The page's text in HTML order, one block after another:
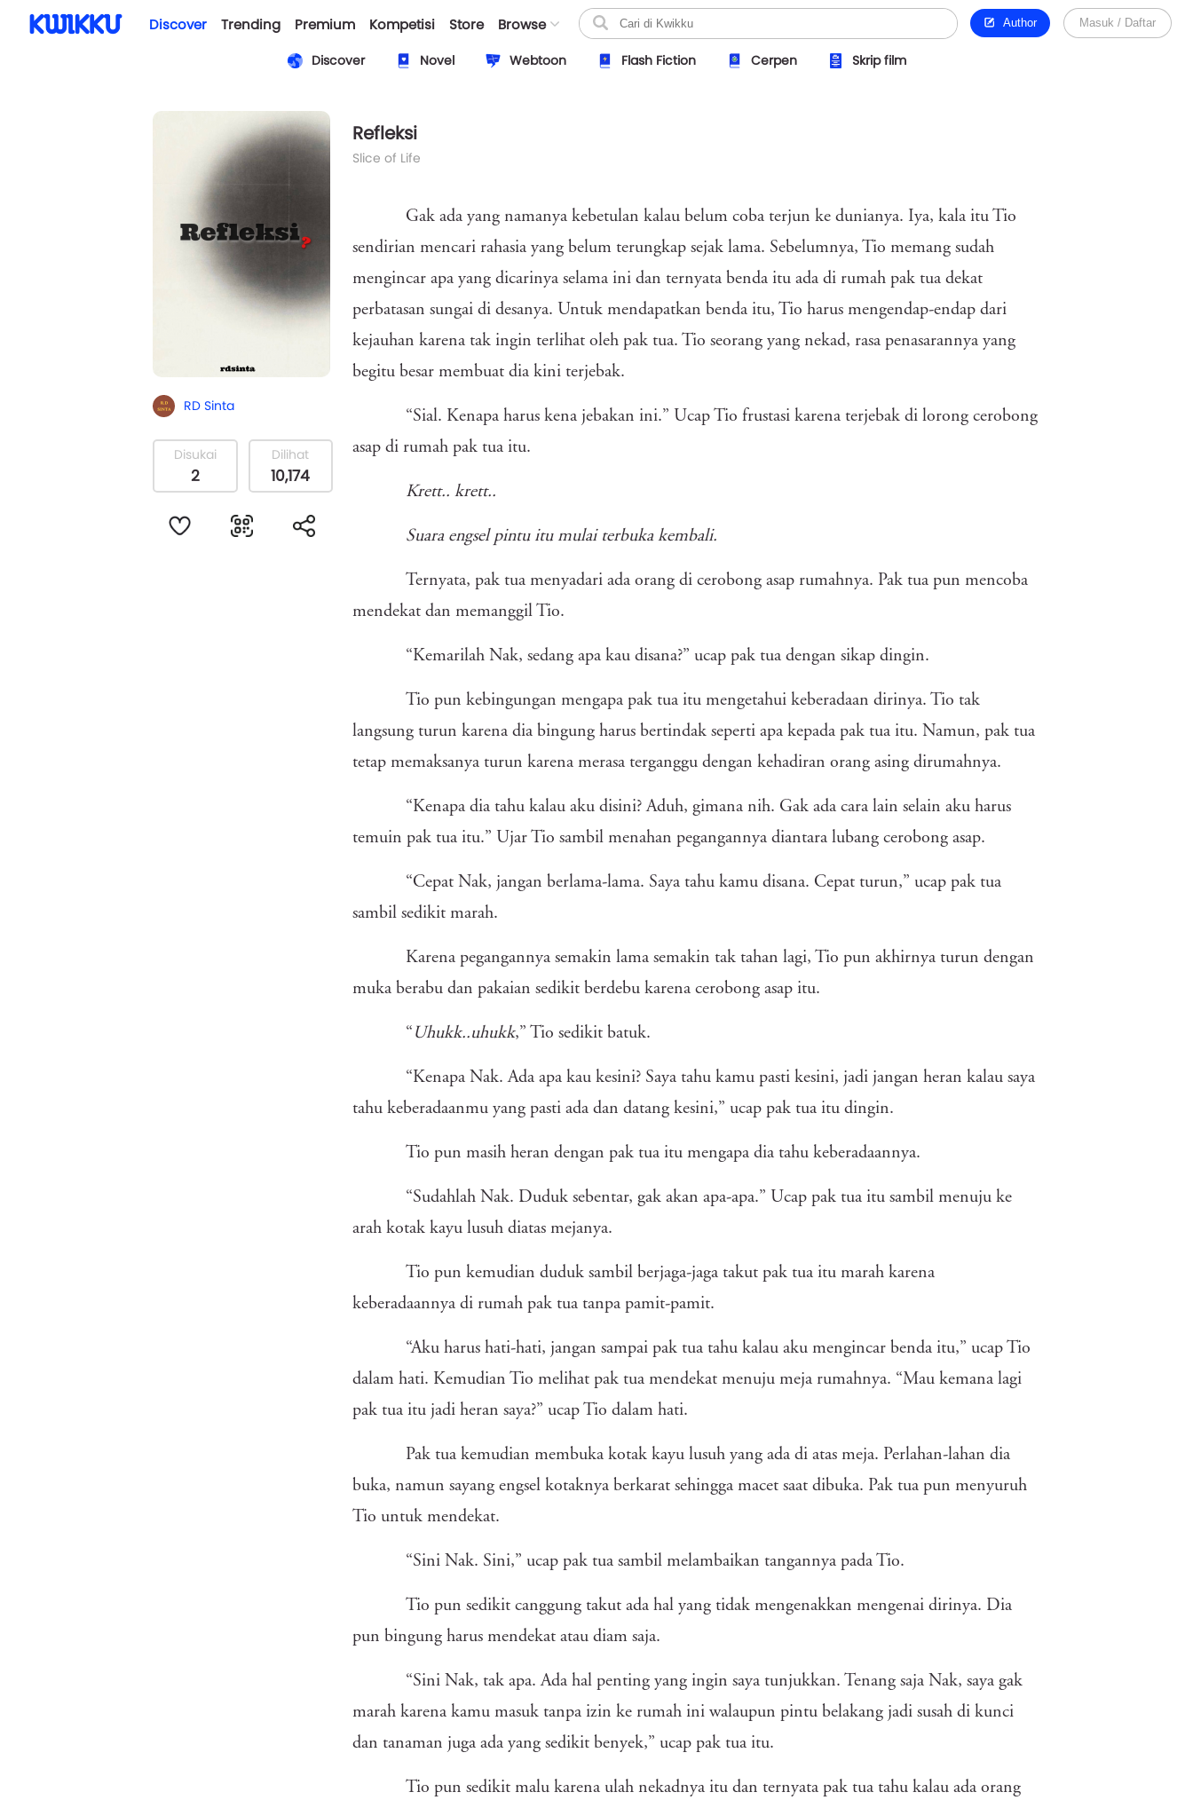
Discover Trending Premium Kompetisi Store Browse Author Masuk / Daftar
Discover Novel Webtoon Flash Fiction Cerpen Skrip film
RD Sinta
Disukai
2
Dilihat
10,174
Refleksi
Slice of Life
Gak ada yang namanya kebetulan kalau belum coba terjun ke dunianya. Iya, kala itu Tio
sendirian mencari rahasia yang belum terungkap sejak lama. Sebelumnya, Tio memang sudah
mengincar apa yang dicarinya selama ini dan ternyata benda itu ada di rumah pak tua dekat
perbatasan sungai di desanya. Untuk mendapatkan benda itu, Tio harus mengendap-endap dari
kejauhan karena tak ingin terlihat oleh pak tua. Tio seorang yang nekad, rasa penasarannya yang
begitu besar membuat dia kini terjebak.
“Sial. Kenapa harus kena jebakan ini.” Ucap Tio frustasi karena terjebak di lorong cerobong
asap di rumah pak tua itu.
Krett.. krett..
Suara engsel pintu itu mulai terbuka kembali.
Ternyata, pak tua menyadari ada orang di cerobong asap rumahnya. Pak tua pun mencoba
mendekat dan memanggil Tio.
“Kemarilah Nak, sedang apa kau disana?” ucap pak tua dengan sikap dingin.
Tio pun kebingungan mengapa pak tua itu mengetahui keberadaan dirinya. Tio tak
langsung turun karena dia bingung harus bertindak seperti apa kepada pak tua itu. Namun, pak tua
tetap memaksanya turun karena merasa terganggu dengan kehadiran orang asing dirumahnya.
“Kenapa dia tahu kalau aku disini? Aduh, gimana nih. Gak ada cara lain selain aku harus
temuin pak tua itu.” Ujar Tio sambil menahan pegangannya diantara lubang cerobong asap.
“Cepat Nak, jangan berlama-lama. Saya tahu kamu disana. Cepat turun,” ucap pak tua
sambil sedikit marah.
Karena pegangannya semakin lama semakin tak tahan lagi, Tio pun akhirnya turun dengan
muka berabu dan pakaian sedikit berdebu karena cerobong asap itu.
“ Uhukk..uhukk,” Tio sedikit batuk.
“Kenapa Nak. Ada apa kau kesini? Saya tahu kamu pasti kesini, jadi jangan heran kalau saya
tahu keberadaanmu yang pasti ada dan datang kesini,” ucap pak tua itu dingin.
Tio pun masih heran dengan pak tua itu mengapa dia tahu keberadaannya.
“Sudahlah Nak. Duduk sebentar, gak akan apa-apa.” Ucap pak tua itu sambil menuju ke
arah kotak kayu lusuh diatas mejanya.
Tio pun kemudian duduk sambil berjaga-jaga takut pak tua itu marah karena
keberadaannya di rumah pak tua tanpa pamit-pamit.
“Aku harus hati-hati, jangan sampai pak tua tahu kalau aku mengincar benda itu,” ucap Tio
dalam hati. Kemudian Tio melihat pak tua mendekat menuju meja rumahnya. “Mau kemana lagi
pak tua itu jadi heran saya?” ucap Tio dalam hati.
Pak tua kemudian membuka kotak kayu lusuh yang ada di atas meja. Perlahan-lahan dia
buka, namun sayang engsel kotaknya berkarat sehingga macet saat dibuka. Pak tua pun menyuruh
Tio untuk mendekat.
“Sini Nak. Sini,” ucap pak tua sambil melambaikan tangannya pada Tio.
Tio pun sedikit canggung takut ada hal yang tidak mengenakkan mengenai dirinya. Dia
pun bingung harus mendekat atau diam saja.
“Sini Nak, tak apa. Ada hal penting yang ingin saya tunjukkan. Tenang saja Nak, saya gak
marah karena kamu masuk tanpa izin ke rumah ini walaupun pintu belakang jadi susah di kunci
dan tanaman juga ada yang sedikit benyek,” ucap pak tua itu.
Tio pun sedikit malu karena ulah nekadnya itu dan ternyata pak tua tahu kalau ada orang